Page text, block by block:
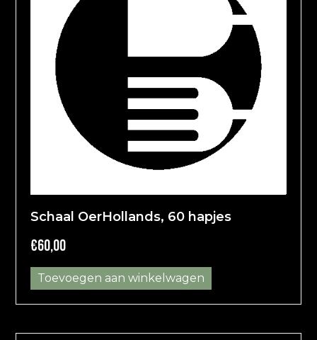
Schaal OerHollands, 60 hapjes
€60,00
Toevoegen aan winkelwagen